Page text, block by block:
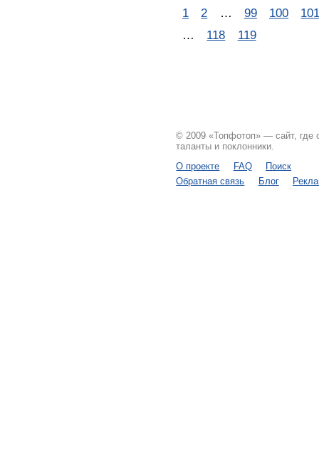
1 2 … 99 100
…
118 119
© 2009 «Топфотоп» — сайт, где
таланты и поклонники.
О проекте
FAQ
Поиск
Обратная связь
Блог